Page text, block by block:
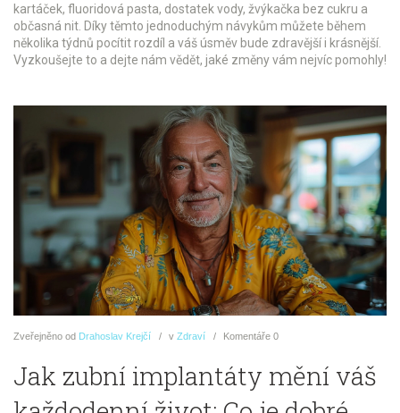
kartáček, fluoridová pasta, dostatek vody, žvýkačka bez cukru a
občasná nit. Díky těmto jednoduchým návykům můžete během
několika týdnů pocítit rozdíl a váš úsměv bude zdravější i krásnější.
Vyzkoušejte to a dejte nám vědět, jaké změny vám nejvíc pomohly!
Zveřejněno od Drahoslav Krejčí v Zdraví Komentáře 0
Jak zubní implantáty mění váš